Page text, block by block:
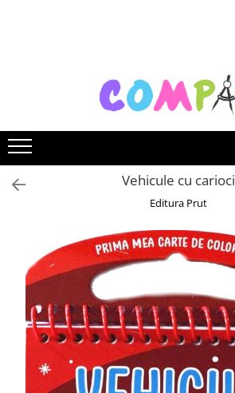
Noutăți Librăria Compas
Souvenir România
Rechizite școlare
Instrumente de scris
Stilouri școlare
Markere și textmarkere
Creioane grafice
Creioane mecanice
Creioane colorate
Creioane cerate
Carioci
Radiere
Ascutițori
Vehicule cu carioci
Editura Prut